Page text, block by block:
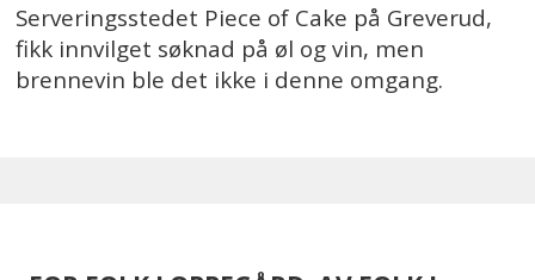
Serveringsstedet Piece of Cake på Greverud,
fikk innvilget søknad på øl og vin, men
brennevin ble det ikke i denne omgang.